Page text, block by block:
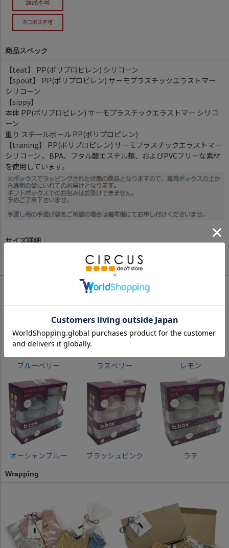
商品スペック
【teat】 PP(ポリプロピレン) シリコーン
【spout】 PP(ポリプロピレン) サーモプラスチックエラストマー
シリコーン
【sippy】
本体 PP(ポリプロピレン) サーモプラスチックエラストマー シリコ
ーン
重り スチールボール PP(ポリプロピレン)
【traning】 PP(ポリプロピレン) サーモプラスチックエラストマー
シリコーン 、BPA、フタル酸エステル類、およびPVCフリーな素材
を使用しています。
サイズ詳細
ブルーベリー ラズベリー レモン
オーシャンブルー ブラッシュピンク ラテ
Wrapping